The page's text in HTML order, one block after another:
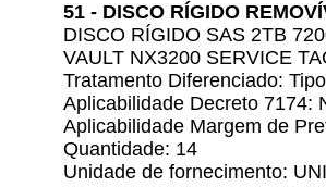
51 - DISCO RÍGIDO
DISCO RÍGIDO SAS 2TB
VAULT NX3200 SERVICE
Tratamento Diferenciado:
Aplicabilidade Decreto 7174:
Aplicabilidade Margem de
Quantidade: 14
Unidade de fornecimento: